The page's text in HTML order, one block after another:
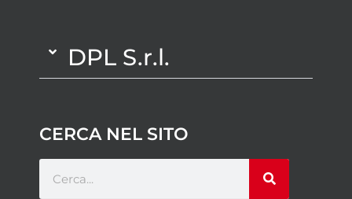
DPL S.r.l.
CERCA NEL SITO